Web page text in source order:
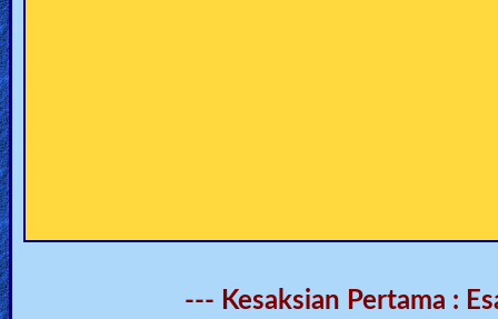
--- Kesaksian Pertama :